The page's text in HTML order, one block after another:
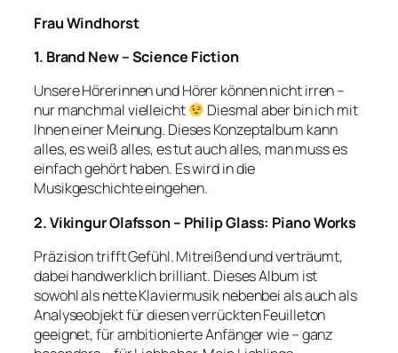
Frau Windhorst
1. Brand New – Science Fiction
Unsere Hörerinnen und Hörer können nicht irren –
nur manchmal vielleicht
Diesmal aber bin ich mit
Ihnen einer Meinung. Dieses Konzeptalbum kann
alles, es weiß alles, es tut auch alles, man muss es
einfach gehört haben. Es wird in die
Musikgeschichte eingehen.
2. Vikingur Olafsson – Philip Glass: Piano Works
Präzision trifft Gefühl. Mitreißend und verträumt,
dabei handwerklich brilliant. Dieses Album ist
sowohl als nette Klaviermusik nebenbei als auch als
Analyseobjekt für diesen verrückten Feuilleton
geeignet, für ambitionierte Anfänger wie – ganz